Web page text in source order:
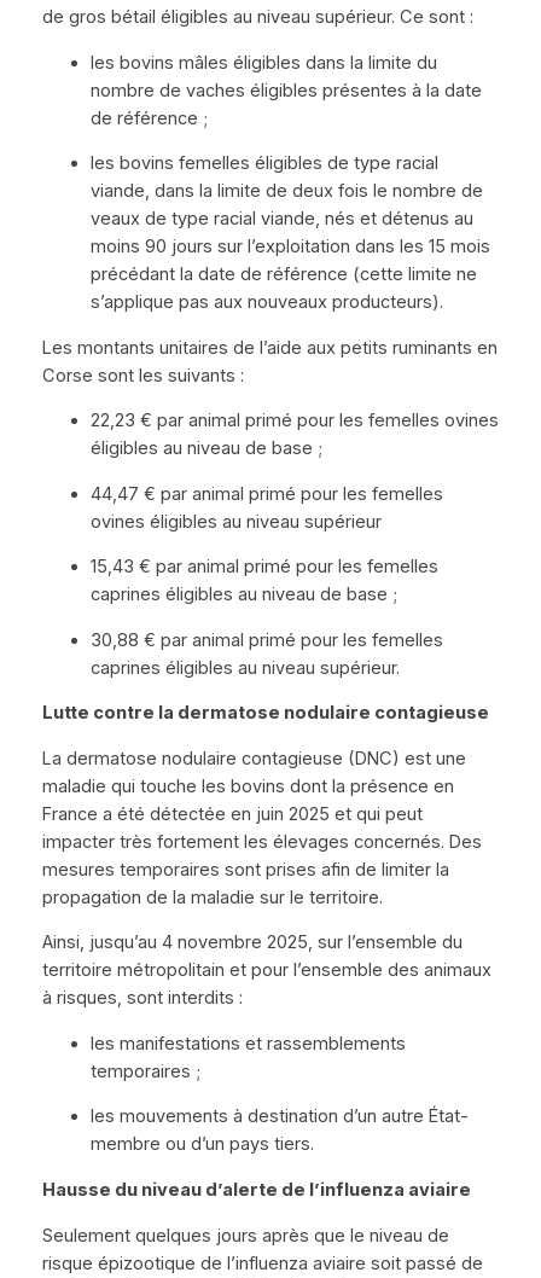
de gros bétail éligibles au niveau supérieur. Ce sont :
les bovins mâles éligibles dans la limite du
nombre de vaches éligibles présentes à la date
de référence ;
les bovins femelles éligibles de type racial
viande, dans la limite de deux fois le nombre de
veaux de type racial viande, nés et détenus au
moins 90 jours sur l’exploitation dans les 15 mois
précédant la date de référence (cette limite ne
s’applique pas aux nouveaux producteurs).
Les montants unitaires de l’aide aux petits ruminants en
Corse sont les suivants :
22,23 € par animal primé pour les femelles ovines
éligibles au niveau de base ;
44,47 € par animal primé pour les femelles
ovines éligibles au niveau supérieur
15,43 € par animal primé pour les femelles
caprines éligibles au niveau de base ;
30,88 € par animal primé pour les femelles
caprines éligibles au niveau supérieur.
Lutte contre la dermatose nodulaire contagieuse
La dermatose nodulaire contagieuse (DNC) est une
maladie qui touche les bovins dont la présence en
France a été détectée en juin 2025 et qui peut
impacter très fortement les élevages concernés. Des
mesures temporaires sont prises afin de limiter la
propagation de la maladie sur le territoire.
Ainsi, jusqu’au 4 novembre 2025, sur l’ensemble du
territoire métropolitain et pour l’ensemble des animaux
à risques, sont interdits :
les manifestations et rassemblements
temporaires ;
les mouvements à destination d’un autre État-
membre ou d’un pays tiers.
Hausse du niveau d’alerte de l’influenza aviaire
Seulement quelques jours après que le niveau de
risque épizootique de l’influenza aviaire soit passé de